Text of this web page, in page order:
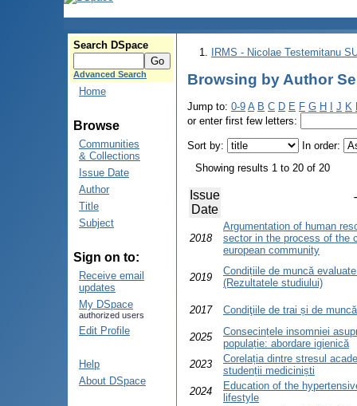
Search DSpace
Advanced Search
Home
Browse
Communities
& Collections
Issue Date
Author
Title
Subject
Sign on to:
Receive email
updates
My DSpace
authorized users
Edit Profile
Help
About DSpace
IRMS - Nicolae Testemitanu
Browsing by Author
Jump to: 0-9 A B C D E F G H J K
or enter first few letters:
Sort by:
In order:
Showing results 1 to 20 of 20
Issue
Date
2018
Argumentation of human
sector in the process of the
european community
2019
Condițiile de muncă
(Rezultatele studiului)
2017 Condiţiile de trai și de
2025
Consecințele insomniei
populație: abordare igienică
2023
Corelația dintre stresul
studenții mediciniști
2024
Education of the
lifestyle